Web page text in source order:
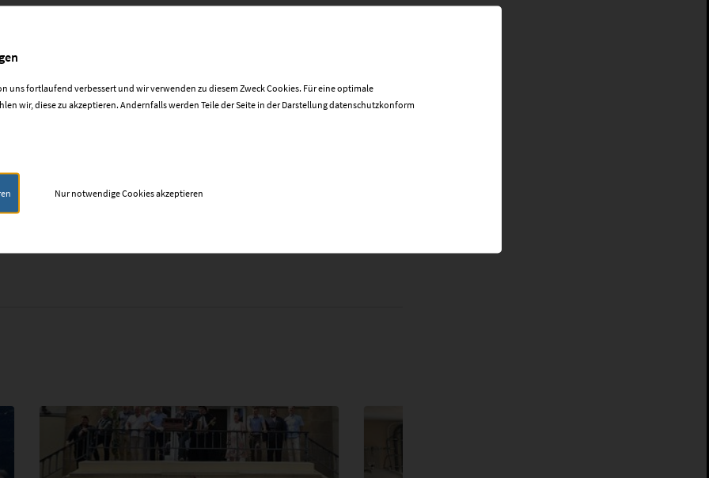
uns fortlaufend verbessert und wir verwenden zu diesem Zweck Cookies. Für eine optimale
wir, diese zu akzeptieren. Andernfalls werden Teile der Seite in der Darstellung datenschutzkonform
Nur notwendige Cookies akzeptieren